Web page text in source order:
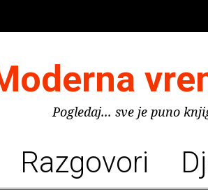
Pogledaj... sve je puno
Razgovori